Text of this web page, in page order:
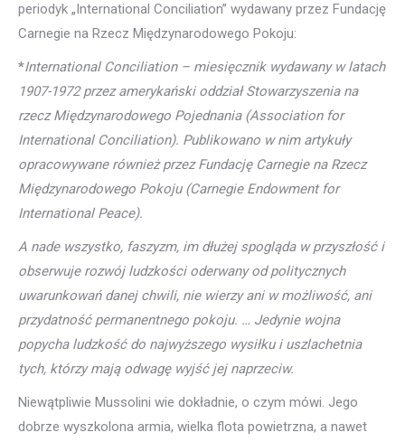
periodyk „International Conciliation” wydawany przez Fundację
Carnegie na Rzecz Międzynarodowego Pokoju:
*International Conciliation – miesięcznik wydawany w latach
1907-1972 przez amerykański oddział Stowarzyszenia na
rzecz Międzynarodowego Pojednania (Association for
International Conciliation). Publikowano w nim artykuły
opracowywane również przez Fundację Carnegie na Rzecz
Międzynarodowego Pokoju (Carnegie Endowment for
International Peace).
A nade wszystko, faszyzm, im dłużej spogląda w przyszłość i
obserwuje rozwój ludzkości oderwany od politycznych
uwarunkowań danej chwili, nie wierzy ani w możliwość, ani
przydatność permanentnego pokoju. … Jedynie wojna
popycha ludzkość do najwyższego wysiłku i uszlachetnia
tych, którzy mają odwagę wyjść jej naprzeciw.
Niewątpliwie Mussolini wie dokładnie, o czym mówi. Jego
dobrze wyszkolona armia, wielka flota powietrzna, a nawet